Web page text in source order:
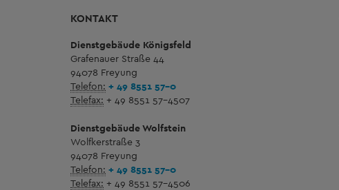
KONTAKT
Dienstgebäude Königsfeld
Grafenauer Straße 44
94078 Freyung
Telefon: + 49 8551 57-0
Telefax: + 49 8551 57-4507
Dienstgebäude Wolfstein
Wolfkerstraße 3
94078 Freyung
Telefon: + 49 8551 57-0
Telefax: + 49 8551 57-4506